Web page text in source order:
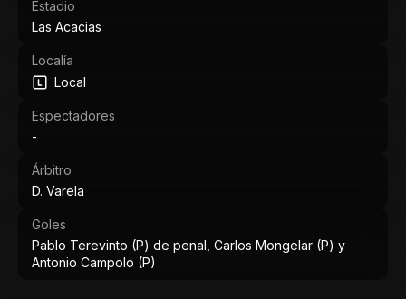
Estadio
Las Acacias
Localía
Local
Espectadores
-
Árbitro
D. Varela
Goles
Pablo Terevinto (P) de penal, Carlos Mongelar (P) y
Antonio Campolo (P)